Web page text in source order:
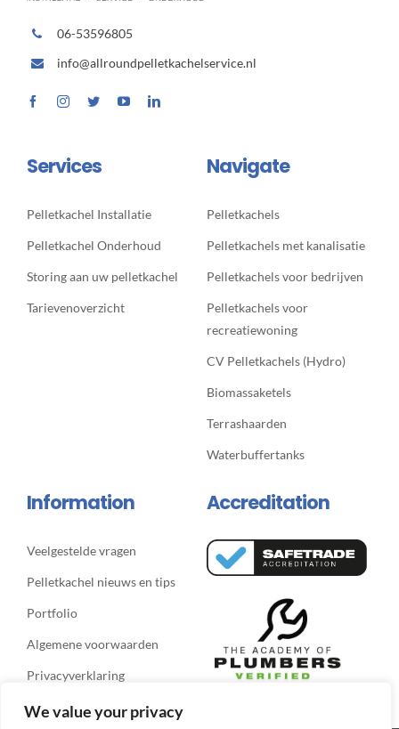
We value your privacy
06-53596805
info@allroundpelletkachelservice.nl
Services
Pelletkachel Installatie
Pelletkachel Onderhoud
Storing aan uw pelletkachel
Tarievenoverzicht
Navigate
Pelletkachels
Pelletkachels met kanalisatie
Pelletkachels voor bedrijven
Pelletkachels voor
recreatiewoning
CV Pelletkachels (Hydro)
Biomassaketels
Terrashaarden
Waterbuffertanks
Information
Veelgestelde vragen
Pelletkachel nieuws en tips
Portfolio
Algemene voorwaarden
Privacyverklaring
Accreditation